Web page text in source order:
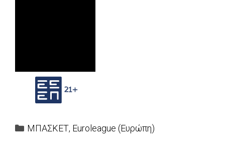
Categories
ΜΠΑΣΚΕΤ, Euroleague (Ευρώπη)